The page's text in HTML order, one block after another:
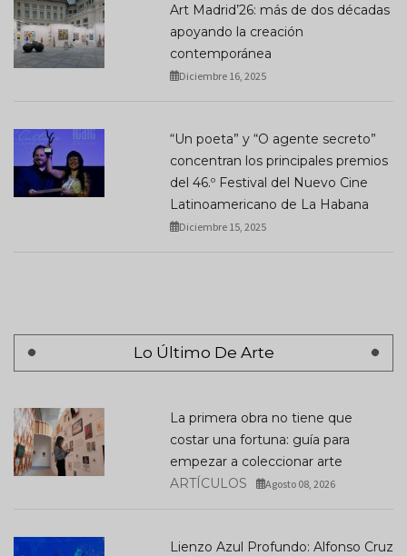
Art Madrid’26: más de dos décadas
apoyando la creación
contemporánea
Diciembre 16, 2025
“Un poeta” y “O agente secreto”
concentran los principales premios
del 46.º Festival del Nuevo Cine
Latinoamericano de La Habana
Diciembre 15, 2025
Lo Último De Arte
La primera obra no tiene que
costar una fortuna: guía para
empezar a coleccionar arte
ARTÍCULOS
Agosto 08, 2026
Lienzo Azul Profundo: Alfonso Cruz